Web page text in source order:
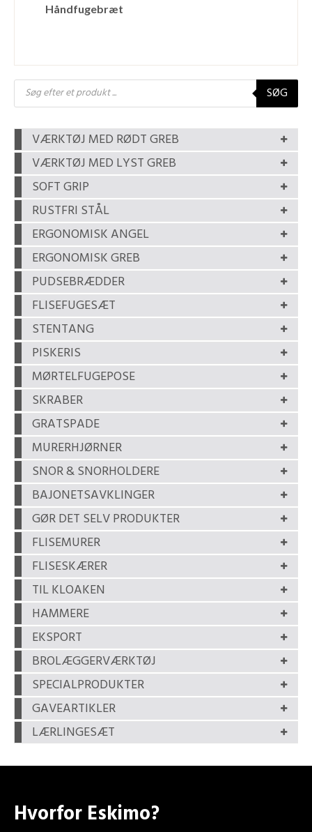
Håndfugebræt
Products
search SØG
VÆRKTØJ MED RØDT GREB
VÆRKTØJ MED LYST GREB
SOFT GRIP
RUSTFRI STÅL
ERGONOMISK ANGEL
ERGONOMISK GREB
PUDSEBRÆDDER
FLISEFUGESÆT
STENTANG
PISKERIS
MØRTELFUGEPOSE
SKRABER
GRATSPADE
MURERHJØRNER
SNOR & SNORHOLDERE
BAJONETSAVKLINGER
GØR DET SELV PRODUKTER
FLISEMURER
FLISESKÆRER
TIL KLOAKEN
HAMMERE
EKSPORT
BROLÆGGERVÆRKTØJ
SPECIALPRODUKTER
GAVEARTIKLER
LÆRLINGESÆT
Hvorfor Eskimo?